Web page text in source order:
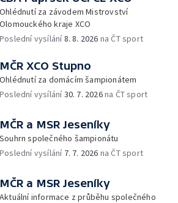
Ohlédnutí za závodem Mistrovství
Olomouckého kraje XCO
Poslední vysílání8. 8. 2026 na ČT sport
MČR XCO Stupno
Ohlédnutí za domácím šampionátem
Poslední vysílání30. 7. 2026na ČT sport
MČR a MSR Jeseníky
Souhrn společného šampionátu
Poslední vysílání 7. 7. 2026 na ČT sport
MČR a MSR Jeseníky
Aktuální informace z průběhu společného